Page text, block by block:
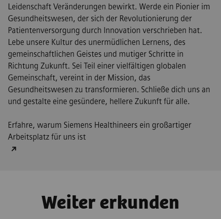
Leidenschaft Veränderungen bewirkt. Werde ein Pionier im
Gesundheitswesen, der sich der Revolutionierung der
Patientenversorgung durch Innovation verschrieben hat.
Lebe unsere Kultur des unermüdlichen Lernens, des
gemeinschaftlichen Geistes und mutiger Schritte in
Richtung Zukunft. Sei Teil einer vielfältigen globalen
Gemeinschaft, vereint in der Mission, das
Gesundheitswesen zu transformieren. Schließe dich uns an
und gestalte eine gesündere, hellere Zukunft für alle.
Erfahre, warum Siemens Healthineers ein großartiger
Arbeitsplatz für uns ist
Weiter erkunden